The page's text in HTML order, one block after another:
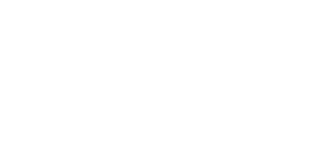
Personen
für öffentliche